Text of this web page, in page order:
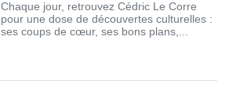
Chaque jour, retrouvez Cédric Le Corre
pour une dose de découvertes culturelles :
ses coups de cœur, ses bons plans,...